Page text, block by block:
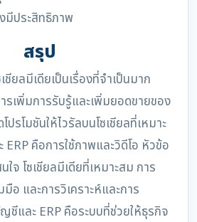
มีประสิทธิภาพ
สรุป
ชียลมีเดียเป็นเรื่องที่จำเป็นมาก
เพิ่มการรับรู้และเพิ่มยอดขายของ
ปรโมชันให้ไวรัลบนโซเชียลที่เหมาะ
คือการใช้ภาพและวิดีโอ หัวข้อ
จ โซเชียลมีเดียที่เหมาะสม การ
อ และการวิเคราะห์และการ
ชีและ ERP คือระบบที่ช่วยให้ธุรกิจ